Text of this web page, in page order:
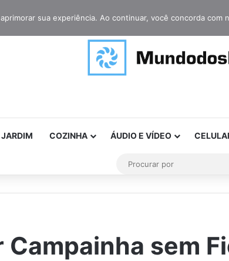
COZINHA ÁUDIO E VÍDEO
Campainha sem
sua experiência. Ao continuar, você concorda com